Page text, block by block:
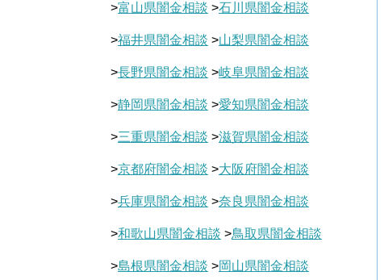
>富山県闇金相談 >石川県闇金相談
>福井県闇金相談 >山梨県闇金相談
>長野県闇金相談 >岐阜県闇金相談
>静岡県闇金相談 >愛知県闇金相談
>三重県闇金相談 >滋賀県闇金相談
>京都府闇金相談 >大阪府闇金相談
>兵庫県闇金相談 >奈良県闇金相談
>和歌山県闇金相談 >鳥取県闇金相談
>島根県闇金相談 >岡山県闇金相談